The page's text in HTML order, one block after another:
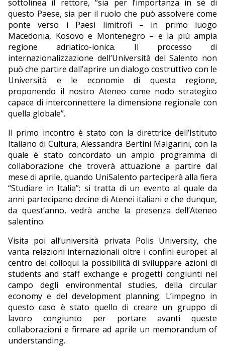
sottolinea il rettore, “sia per l’importanza in sé di
questo Paese, sia per il ruolo che può assolvere come
ponte verso i Paesi limitrofi – in primo luogo
Macedonia, Kosovo e Montenegro – e la più ampia
regione adriatico-ionica. Il processo di
internazionalizzazione dell’Università del Salento non
può che partire dall’aprire un dialogo costruttivo con le
Università e le economie di questa regione,
proponendo il nostro Ateneo come nodo strategico
capace di interconnettere la dimensione regionale con
quella globale”.
Il primo incontro è stato con la direttrice dell’Istituto
Italiano di Cultura, Alessandra Bertini Malgarini, con la
quale è stato concordato un ampio programma di
collaborazione che troverà attuazione a partire dal
mese di aprile, quando UniSalento parteciperà alla fiera
“Studiare in Italia”: si tratta di un evento al quale da
anni partecipano decine di Atenei italiani e che dunque,
da quest’anno, vedrà anche la presenza dell’Ateneo
salentino.
Visita poi all’università privata Polis University, che
vanta relazioni internazionali oltre i confini europei: al
centro dei colloqui la possibilità di sviluppare azioni di
students and staff exchange e progetti congiunti nel
campo degli environmental studies, della circular
economy e del development planning. L’impegno in
questo caso è stato quello di creare un gruppo di
lavoro congiunto per portare avanti queste
collaborazioni e firmare ad aprile un memorandum of
understanding.